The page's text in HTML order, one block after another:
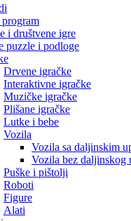
i društvene igre
puzzle i podloge
Drvene igračke
Interaktivne igračke
Muzičke igračke
Plišane igračke
Lutke i bebe
Vozila
Vozila sa daljinskim
Vozila bez daljinskog
Puške i pištolji
Roboti
Figure
Alati